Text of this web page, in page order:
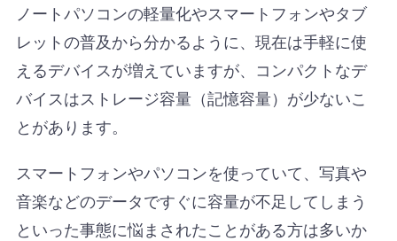
ノートパソコンの軽量化やスマートフォンやタブ
レットの普及から分かるように、現在は手軽に使
えるデバイスが増えていますが、コンパクトなデ
バイスはストレージ容量（記憶容量）が少ないこ
とがあります。
スマートフォンやパソコンを使っていて、写真や
音楽などのデータですぐに容量が不足してしまう
といった事態に悩まされたことがある方は多いか